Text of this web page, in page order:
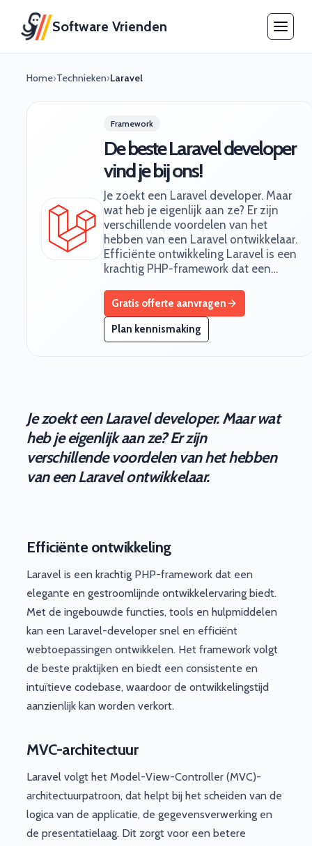
Software Vrienden
Home›Technieken›Laravel
Framework
De beste Laravel developer
vind je bij ons!
Je zoekt een Laravel developer. Maar
wat heb je eigenlijk aan ze? Er zijn
verschillende voordelen van het
hebben van een Laravel ontwikkelaar. ‍
Efficiënte ontwikkeling Laravel is een
krachtig PHP-framework dat een…
Gratis offerte aanvragen
Plan kennismaking
Je zoekt een Laravel developer. Maar wat
heb je eigenlijk aan ze? Er zijn
verschillende voordelen van het hebben
van een Laravel ontwikkelaar.
Efficiënte ontwikkeling
Laravel is een krachtig PHP-framework dat een
elegante en gestroomlijnde ontwikkelervaring biedt.
Met de ingebouwde functies, tools en hulpmiddelen
kan een Laravel-developer snel en efficiënt
webtoepassingen ontwikkelen. Het framework volgt
de beste praktijken en biedt een consistente en
intuïtieve codebase, waardoor de ontwikkelingstijd
aanzienlijk kan worden verkort.
MVC-architectuur
Laravel volgt het Model-View-Controller (MVC)-
architectuurpatroon, dat helpt bij het scheiden van de
logica van de applicatie, de gegevensverwerking en
de presentatielaag. Dit zorgt voor een betere